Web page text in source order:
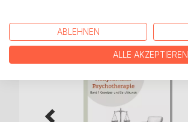
ABLEHNEN
ALLE AKZEPTIEREN